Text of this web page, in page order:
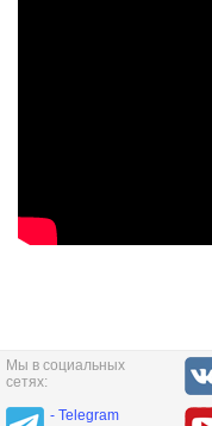
Мы в социальных
сетях:
- Telegram